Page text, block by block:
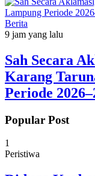
Berita
9 jam yang lalu
Sah Secara
Karang
Periode
Popular Post
1
Peristiwa